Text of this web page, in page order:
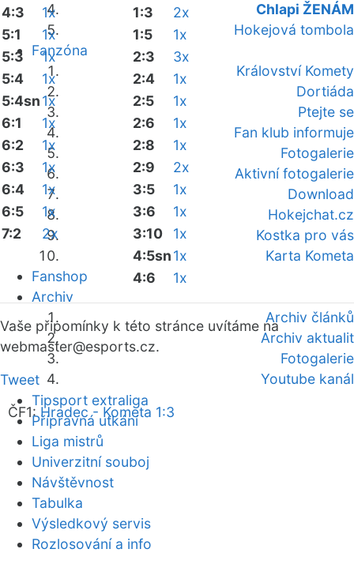
Chlapi ŽENÁM
Hokejová tombola
Fanzóna
Království Komety
Dortiáda
Ptejte se
Fan klub informuje
Fotogalerie
Aktivní fotogalerie
Download
Hokejchat.cz
Kostka pro vás
Karta Kometa
Fanshop
Archiv
Archiv článků
Archiv aktualit
Fotogalerie
Youtube kanál
ČF1:Hradec - Kometa 1:3
4:3
1x
5:1
1x
5:3
1x
5:4
1x
5:4sn1x
6:1
1x
6:2
1x
6:3
1x
6:4
1x
6:5
1x
7:2
2x
1:3
2x
1:5
1x
2:3
3x
2:4
1x
2:5
1x
2:6
1x
2:8
1x
2:9
2x
3:5
1x
3:6
1x
3:10
1x
4:5sn1x
4:6
1x
Vaše připomínky k této stránce uvítáme na
webmaster@esports.cz.
Tweet
Tipsport extraliga
Přípravná utkání
Liga mistrů
Univerzitní souboj
Návštěvnost
Tabulka
Výsledkový servis
Rozlosování a info